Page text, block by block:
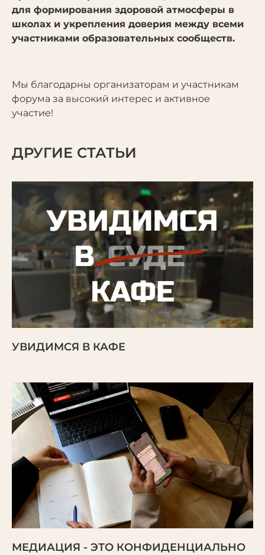
для формирования здоровой атмосферы в
школах и укрепления доверия между всеми
участниками образовательных сообществ.
Мы благодарны организаторам и участникам
форума за высокий интерес и активное
участие!
ДРУГИЕ СТАТЬИ
УВИДИМСЯ В КАФЕ
МЕДИАЦИЯ - ЭТО КОНФИДЕНЦИАЛЬНО